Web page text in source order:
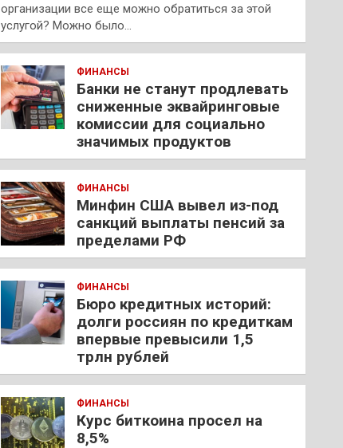
организации все еще можно обратиться за этой
услугой? Можно было…
ФИНАНСЫ
Банки не станут продлевать
сниженные эквайринговые
комиссии для социально
значимых продуктов
ФИНАНСЫ
Минфин США вывел из-под
санкций выплаты пенсий за
пределами РФ
ФИНАНСЫ
Бюро кредитных историй:
долги россиян по кредиткам
впервые превысили 1,5
трлн рублей
ФИНАНСЫ
Курс биткоина просел на
8,5%